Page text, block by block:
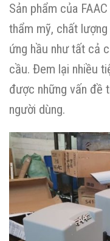
Sản phẩm của
thẩm mỹ, chất
ứng hầu như tất cả
cầu. Đem lại nhiều
được những vấn đề
người dùng.